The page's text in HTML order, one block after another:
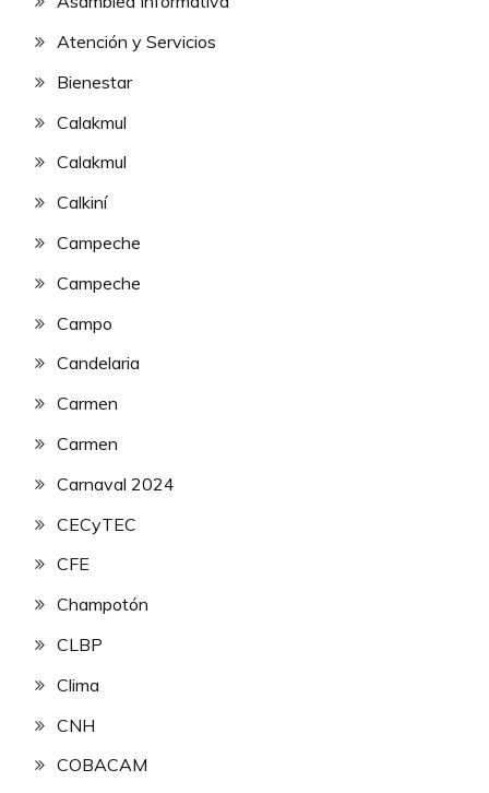
Atención y Servicios
Bienestar
Calakmul
Calakmul
Calkiní
Campeche
Campeche
Campo
Candelaria
Carmen
Carmen
Carnaval 2024
CECyTEC
CFE
Champotón
CLBP
Clima
CNH
COBACAM